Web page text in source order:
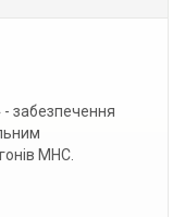
- забезпечення
МНС.